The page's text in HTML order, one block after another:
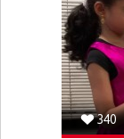
FREQUENT
RESEARCH/
UNITED
340